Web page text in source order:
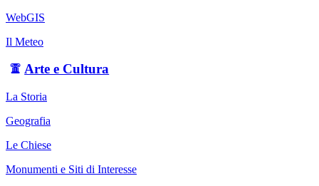
WebGIS
Il Meteo
Arte e Cultura
La Storia
Geografia
Le Chiese
Monumenti e Siti di Interesse